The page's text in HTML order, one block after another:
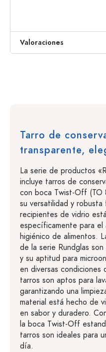
Valoraciones
Tarro de
transparente,
La serie de productos
incluye tarros de
con boca Twist-Off (TO
su versatilidad y
recipientes de vidrio
específicamente para el
higiénico de alimentos.
de la serie Rundglas
y su aptitud para
en diversas
tarros son aptos para
garantizando una
material está hecho de
en sabor y duradero.
la boca Twist-Off
tarros son ideales para
día.